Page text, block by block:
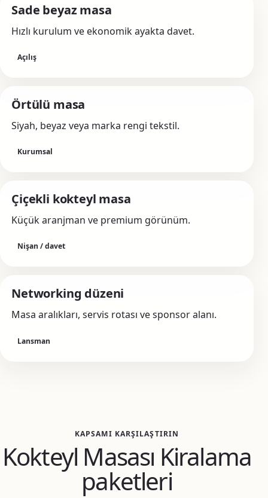
Sade beyaz masa
Hızlı kurulum ve ekonomik ayakta davet.
Açılış
Örtülü masa
Siyah, beyaz veya marka rengi tekstil.
Kurumsal
Çiçekli kokteyl masa
Küçük aranjman ve premium görünüm.
Nişan / davet
Networking düzeni
Masa aralıkları, servis rotası ve sponsor alanı.
Lansman
KAPSAMI KARŞILAŞTIRIN
Kokteyl Masası Kiralama
paketleri